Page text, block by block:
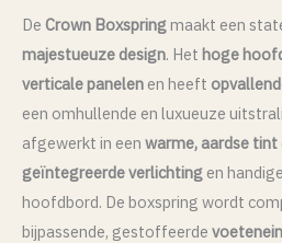
De Crown Boxspringmaakt een
majestueuze design. Het hoge
verticale panelen en heeft
een omhullende en luxueuze
afgewerkt in een warme, aardse tint
geïntegreerde verlichting en handige
hoofdbord. De boxspring wordt
bijpassende, gestoffeerde